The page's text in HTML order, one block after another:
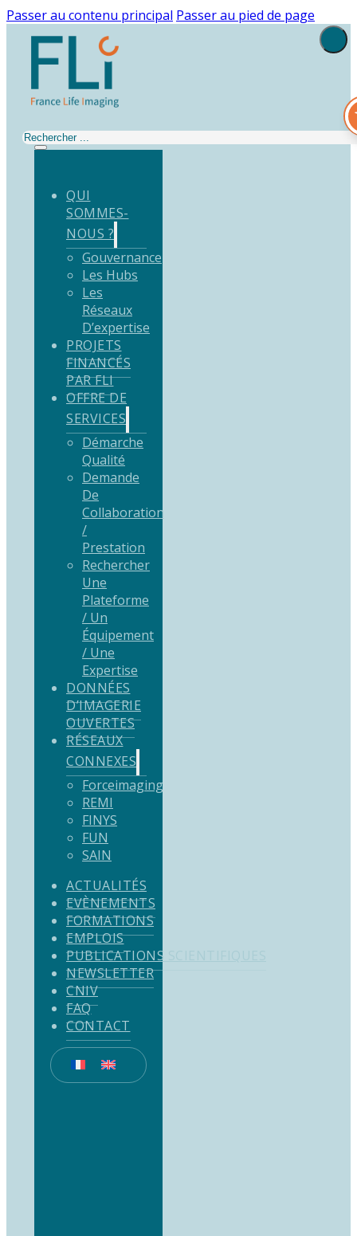
Passer au contenu principal Passer au pied de page
Rechercher
QUI
SOMMES-
NOUS ?
Gouvernance
Les Hubs
Les
Réseaux
D’expertise
PROJETS
FINANCÉS
PAR FLI
OFFRE DE
SERVICES
Démarche
Qualité
Demande
De
Collaboration
/
Prestation
Rechercher
Une
Plateforme
/ Un
Équipement
/ Une
Expertise
DONNÉES
D’IMAGERIE
OUVERTES
RÉSEAUX
CONNEXES
Forceimaging
REMI
FINYS
FUN
SAIN
ACTUALITÉS
EVÈNEMENTS
FORMATIONS
EMPLOIS
PUBLICATIONS SCIENTIFIQUES
NEWSLETTER
CNIV
FAQ
CONTACT